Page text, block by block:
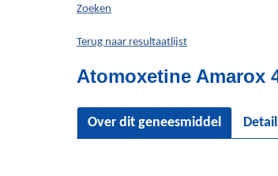
hier:
Zoeken
Terug naar resultaatlijst
Atomoxetine Amarox
Over dit geneesmiddel